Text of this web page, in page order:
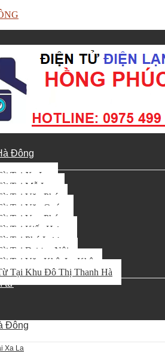
Đông
Tại Xa La
Tại Mỗ Lao
Tại Văn Phú
Tại Văn Quán
Tại Vạn Phúc
Tại Kiến Hưng
Tại Phú Lương
Tại Dương Nội
Tại Văn Khê, La Khê
Tại Khu Đô Thị Thanh Hà
từ
Đông
Xa La